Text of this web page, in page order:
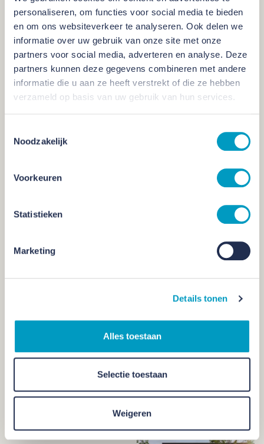
personaliseren, om functies voor social media te bieden
en om ons websiteverkeer te analyseren. Ook delen we
informatie over uw gebruik van onze site met onze
partners voor social media, adverteren en analyse. Deze
partners kunnen deze gegevens combineren met andere
informatie die u aan ze heeft verstrekt of die ze hebben
verzameld op basis van uw gebruik van hun services.
Noodzakelijk
Voorkeuren
Statistieken
Marketing
Details tonen
Alles toestaan
Selectie toestaan
Weigeren
Het project is eind november 2024 geheel opgeleverd.
toekomst uit. De ecologische houten plint die aan de
onderzijde de begane grond siert, laat het pand op een
zich daardoor perfect naar de omgeving. Het aluminium en
De toon wordt gezet
De betrekkelijk kleinschalige ontwikkeling heeft grote impact
voor de ambitieuze stad. Maison L’Europe is een echte
voor toekomstige woningbouwontwikkelingen op deze plek.